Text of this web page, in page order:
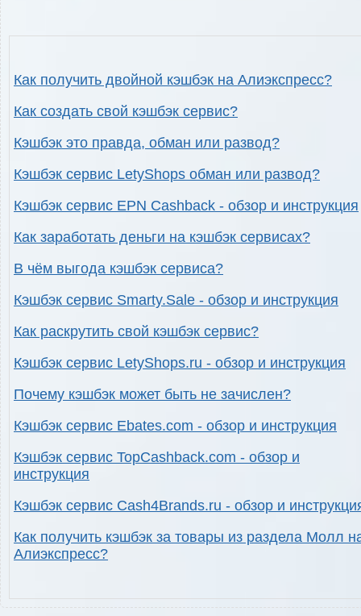
Как получить двойной кэшбэк на Алиэкспресс?
Как создать свой кэшбэк сервис?
Кэшбэк это правда, обман или развод?
Кэшбэк сервис LetyShops обман или развод?
Кэшбэк сервис EPN Cashback - обзор и инструкция
Как заработать деньги на кэшбэк сервисах?
В чём выгода кэшбэк сервиса?
Кэшбэк сервис Smarty.Sale - обзор и инструкция
Как раскрутить свой кэшбэк сервис?
Кэшбэк сервис LetyShops.ru - обзор и инструкция
Почему кэшбэк может быть не зачислен?
Кэшбэк сервис Ebates.com - обзор и инструкция
Кэшбэк сервис TopCashback.com - обзор и
инструкция
Кэшбэк сервис Cash4Brands.ru - обзор и
Как получить кэшбэк за товары из раздела Молл
Алиэкспресс?